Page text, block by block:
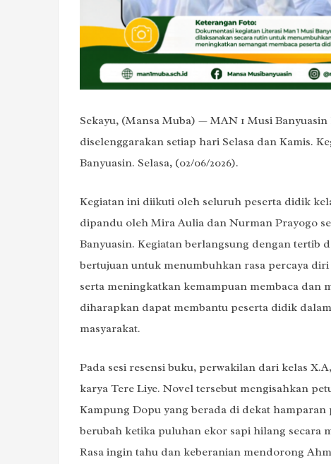
Sekayu, (Mansa Muba) — MAN 1 Musi
diselenggarakan setiap hari Selasa dan Kamis.
Banyuasin. Selasa, (02/06/2026).
Kegiatan ini diikuti oleh seluruh peserta didik
dipandu oleh Mira Aulia dan Nurman Prayogo
Banyuasin. Kegiatan berlangsung dengan tertib
bertujuan untuk menumbuhkan rasa percaya
serta meningkatkan kemampuan membaca dan
diharapkan dapat membantu peserta didik
masyarakat.
Pada sesi resensi buku, perwakilan dari kelas
karya Tere Liye. Novel tersebut mengisahkan
Kampung Dopu yang berada di dekat hamparan
berubah ketika puluhan ekor sapi hilang secara
Rasa ingin tahu dan keberanian mendorong